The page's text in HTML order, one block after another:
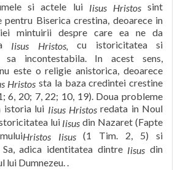
si actele lui Iisus Hristossint
pentru Biserica crestina, deoarece in
mintuirii despre care ea ne da
Iisus Hristos, cu istoricitatea si
sa incontestabila. In acest sens,
este o religie anistorica, deoarece
Hristos sta la baza credintei crestine
6, 20; 7, 22; 10, 19). Doua probleme
istoria lui Iisus Hristosredata in Noul
lui Iisusdin Nazaret (Fapte
Hristos Iisus(1 Tim. 2, 5) si
Sa, adica identitatea dintre Iisusdin
Dumnezeu. .